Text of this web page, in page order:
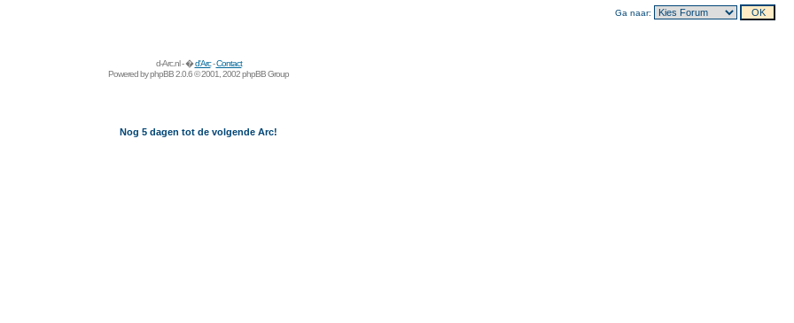
Ga naar:
d-Arc.nl - �d'Arc-Contact
Powered byphpBB2.0.6 © 2001, 2002 phpBB Group
Nog 5 dagen tot de volgende Arc!